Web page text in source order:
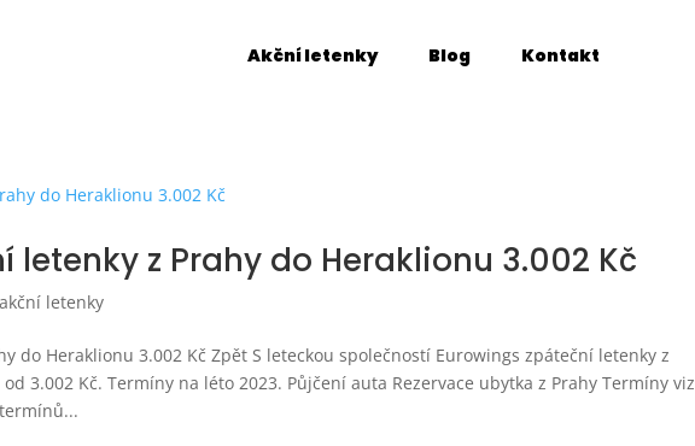
Akční letenky Blog Kontakt
letenky z Prahy do Heraklionu 3.002 Kč
akční letenky
do Heraklionu 3.002 Kč Zpět S leteckou společností Eurowings zpáteční letenky z
3.002 Kč. Termíny na léto 2023. Půjčení auta Rezervace ubytka z Prahy Termíny viz